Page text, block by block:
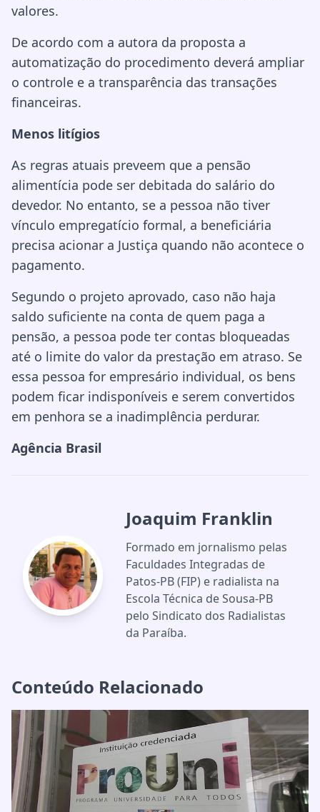
valores.
De acordo com a autora da proposta a
automatização do procedimento deverá ampliar
o controle e a transparência das transações
financeiras.
Menos litígios
As regras atuais preveem que a pensão
alimentícia pode ser debitada do salário do
devedor. No entanto, se a pessoa não tiver
vínculo empregatício formal, a beneficiária
precisa acionar a Justiça quando não acontece o
pagamento.
Segundo o projeto aprovado, caso não haja
saldo suficiente na conta de quem paga a
pensão, a pessoa pode ter contas bloqueadas
até o limite do valor da prestação em atraso. Se
essa pessoa for empresário individual, os bens
podem ficar indisponíveis e serem convertidos
em penhora se a inadimplência perdurar.
Agência Brasil
Joaquim Franklin
Formado em jornalismo pelas
Faculdades Integradas de
Patos-PB (FIP) e radialista na
Escola Técnica de Sousa-PB
pelo Sindicato dos Radialistas
da Paraíba.
Conteúdo Relacionado